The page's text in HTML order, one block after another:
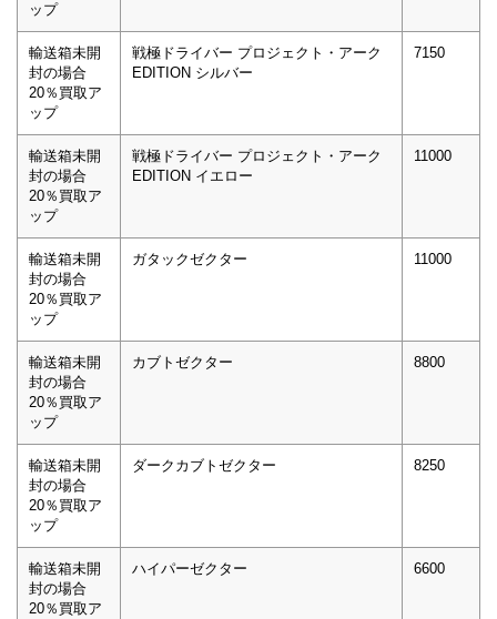
ップ
輸送箱未開
封の場合
20％買取ア
ップ
戦極ドライバー プロジェクト・アーク
EDITION シルバー
7150
輸送箱未開
封の場合
20％買取ア
ップ
戦極ドライバー プロジェクト・アーク
EDITION イエロー
11000
輸送箱未開
封の場合
20％買取ア
ップ
ガタックゼクター 11000
輸送箱未開
封の場合
20％買取ア
ップ
カブトゼクター 8800
輸送箱未開
封の場合
20％買取ア
ップ
ダークカブトゼクター 8250
輸送箱未開
封の場合
20％買取ア
ハイパーゼクター 6600